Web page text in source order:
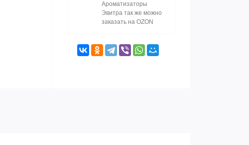
Ароматизаторы
Эвитра так же можно
заказать на OZON